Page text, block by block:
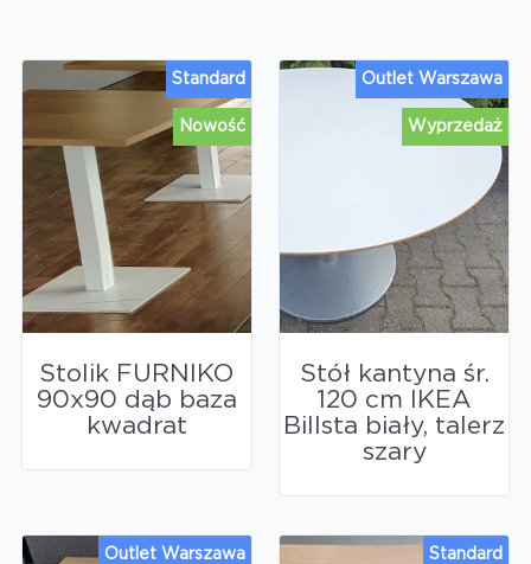
Nowość
Standard
Stolik FURNIKO
90x90 dąb baza
kwadrat
Wyprzedaż
Outlet Warszawa
Stół kantyna śr.
120 cm IKEA
Billsta biały, talerz
szary
Outlet Warszawa Standard